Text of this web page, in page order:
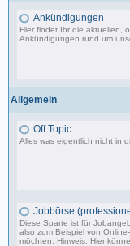
Ankündigungen
Hier findet Ihr die aktuellen,
Ankündigungen rund um
Allgemein
Off Topic
Alles was eigentlich nicht in
Jobbörse
Diese Sparte ist für
also zum Beispiel von
möchten. Hinweis: Hier